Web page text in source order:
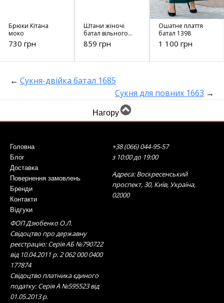
Брюки Кітана
моко
730 грн
Штани жіночі
батал вільного
крою 42585
чорний
859 грн
Ошатне плаття
батал 1398
1 100 грн
← Сукня-двійка батал 1685
Сукня для повних 1663 →
Нагору
Головна
Блог
Доставка
Повернення замовлень
Бренди
Контакти
Відгуки
+38 (066) 044-95-57
з 10:00 до 19:00
Адреса: Воскресенський
проспект, 30, Київ, Україна,
02000
ФОП Дзюбенко О.Л.
Свідоцтво про державну
реєстрацію: Серія АБ №790722
від 10.04.2011 р. 2 062 000 0400
177874
Свідоцтво платника єдиного
податку: Серія А №595523 від
01.05.2013 р.